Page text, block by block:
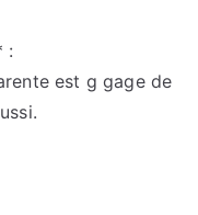
:
est g gage de